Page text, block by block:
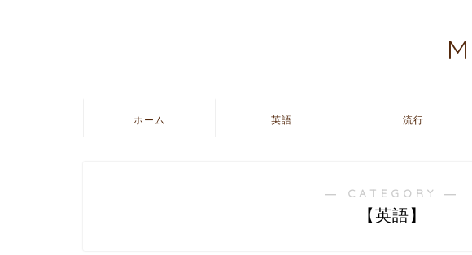
ホーム 英語 流行
― CATEGORY ―
【英語】